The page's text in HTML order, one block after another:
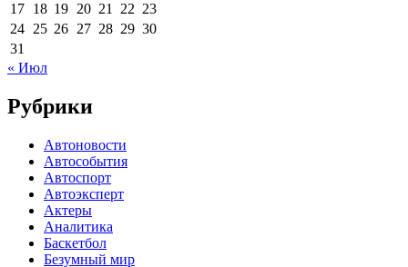
17 18 19 20 21 22 23
24 25 26 27 28 29 30
31
« Июл
Рубрики
Автоновости
Автособытия
Автоспорт
Автоэксперт
Актеры
Аналитика
Баскетбол
Безумный мир